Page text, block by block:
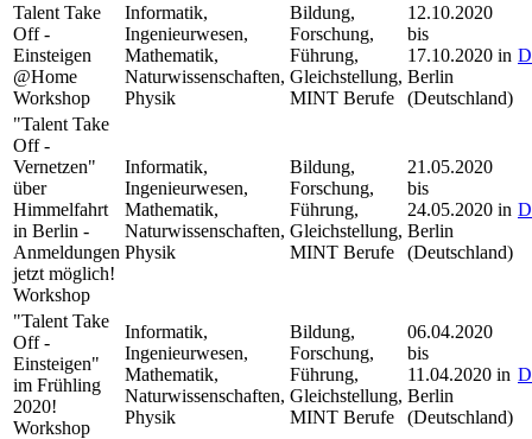
Talent Take
Off -
Einsteigen
@Home
Workshop
Informatik,
Ingenieurwesen,
Mathematik,
Naturwissenschaften,
Physik
Bildung,
Forschung,
Führung,
Gleichstellung,
MINT Berufe
12.10.2020
bis
17.10.2020 in
Berlin
(Deutschland)
"Talent Take
Off -
Vernetzen"
über
Himmelfahrt
in Berlin -
Anmeldungen
jetzt möglich!
Workshop
Informatik,
Ingenieurwesen,
Mathematik,
Naturwissenschaften,
Physik
Bildung,
Forschung,
Führung,
Gleichstellung,
MINT Berufe
21.05.2020
bis
24.05.2020 in
Berlin
(Deutschland)
"Talent Take
Off -
Einsteigen"
im Frühling
2020!
Workshop
Informatik,
Ingenieurwesen,
Mathematik,
Naturwissenschaften,
Physik
Bildung,
Forschung,
Führung,
Gleichstellung,
MINT Berufe
06.04.2020
bis
11.04.2020 in
Berlin
(Deutschland)